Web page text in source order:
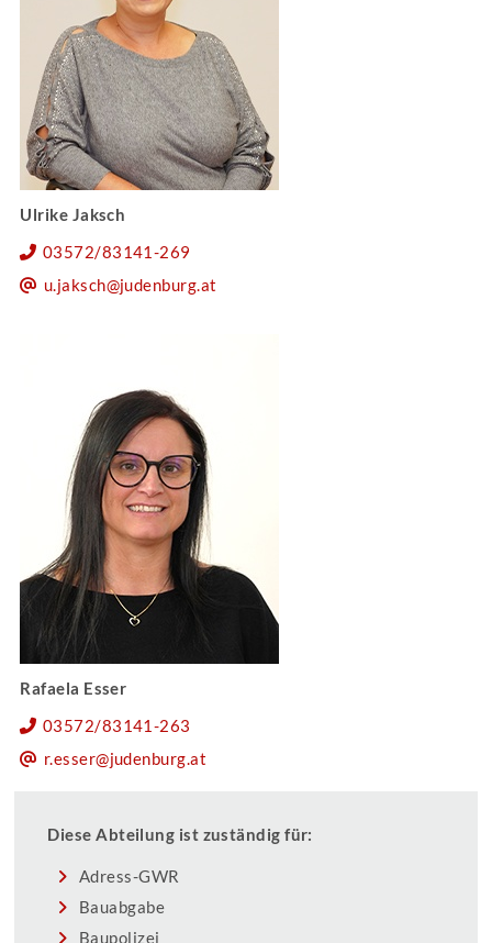
Ulrike Jaksch
03572/83141-269
u.jaksch@judenburg.at
Rafaela Esser
03572/83141-263
r.esser@judenburg.at
Diese Abteilung ist zuständig für:
Adress-GWR
Bauabgabe
Baupolizei